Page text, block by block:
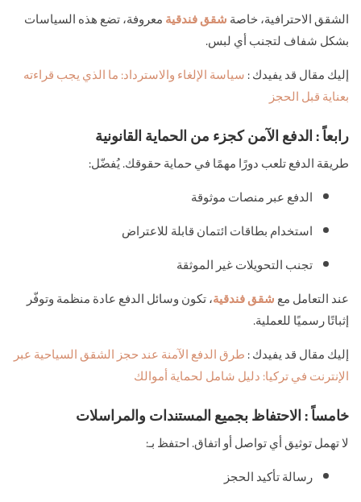
الشقق الاحترافية، خاصةشقق فندقيةمعروفة، تضع هذه السياسات
بشكل شفاف لتجنب أي لبس.
إليك مقال قد يفيدك :سياسة الإلغاء والاسترداد: ما الذي يجب قراءته
بعناية قبل الحجز
رابعاً : الدفع الآمن كجزء من الحماية القانونية
طريقة الدفع تلعب دورًا مهمًا في حماية حقوقك. يُفضّل:
الدفع عبر منصات موثوقة
استخدام بطاقات ائتمان قابلة للاعتراض
تجنب التحويلات غير الموثقة
عند التعامل معشقق فندقية، تكون وسائل الدفع عادة منظمة وتوفّر
إثباتًا رسميًا للعملية.
إليك مقال قد يفيدك :طرق الدفع الآمنة عند حجز الشقق السياحية عبر
الإنترنت في تركيا: دليل شامل لحماية أموالك
خامساً : الاحتفاظ بجميع المستندات والمراسلات
لا تهمل توثيق أي تواصل أو اتفاق. احتفظ بـ:
رسالة تأكيد الحجز